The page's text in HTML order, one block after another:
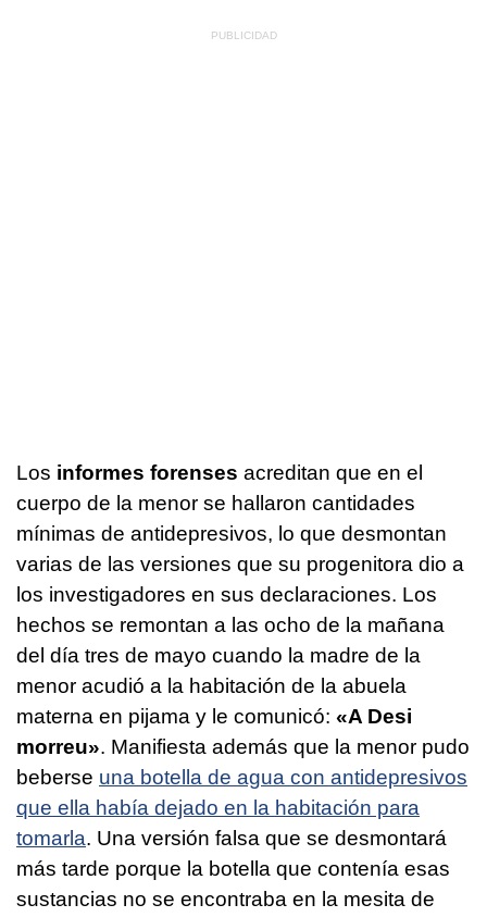
Los informes forenses acreditan que en el
cuerpo de la menor se hallaron cantidades
mínimas de antidepresivos, lo que desmontan
varias de las versiones que su progenitora dio a
los investigadores en sus declaraciones. Los
hechos se remontan a las ocho de la mañana
del día tres de mayo cuando la madre de la
menor acudió a la habitación de la abuela
materna en pijama y le comunicó: «A Desi
morreu». Manifiesta además que la menor pudo
beberse una botella de agua con antidepresivos
que ella había dejado en la habitación para
tomarla. Una versión falsa que se desmontará
más tarde porque la botella que contenía esas
sustancias no se encontraba en la mesita de